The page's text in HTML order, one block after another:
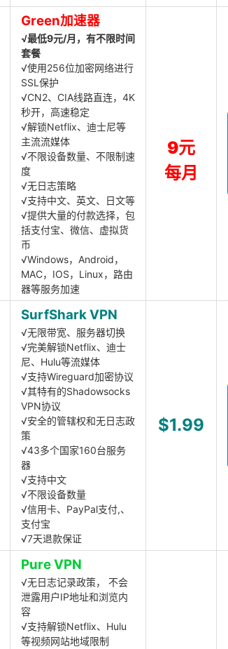
Green加速器
√最低9元/月，有不限时间
套餐
√使用256位加密网络进行
SSL保护
√CN2、CIA线路直连，4K
秒开，高速稳定
√解锁Netflix、迪士尼等
主流流媒体
√不限设备数量、不限制速
度
√无日志策略
√支持中文、英文、日文等
√提供大量的付款选择，包
括支付宝、微信、虚拟货
币
√Windows，Android，
MAC，IOS，Linux，路由
器等服务加速
9元
每月
SurfShark VPN
√无限带宽、服务器切换
√完美解锁Netflix、迪士
尼、Hulu等流媒体
√支持Wireguard加密协议
√其特有的Shadowsocks
VPN协议
√安全的管辖权和无日志政
策
√43多个国家160台服务
器
√支持中文
√不限设备数量
√信用卡、PayPal支付,、
支付宝
√7天退款保证
$1.99
Pure VPN
√无日志记录政策， 不会
泄露用户IP地址和浏览内
容
√支持解锁Netflix、Hulu
等视频网站地域限制